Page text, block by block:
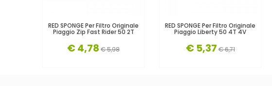
RED SPONGE Per Filtro Originale
Piaggio Zip Fast Rider 50 2T
€ 4,78 € 5,98
RED SPONGE Per Filtro Originale
Piaggio Liberty 50 4T 4V
€ 5,37 € 6,71